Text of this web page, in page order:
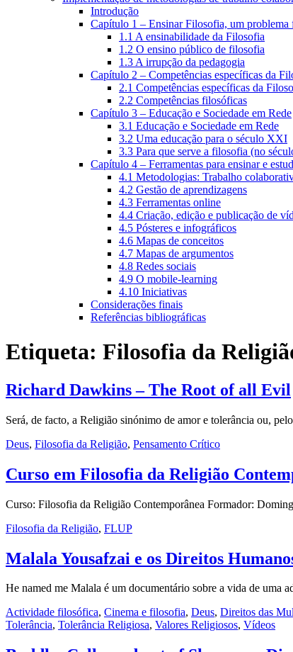
Introdução
Capítulo 1 – Ensinar Filosofia, um
1.1 A ensinabilidade da Filosofia
1.2 O ensino público de filosofia
1.3 A irrupção da pedagogia
Capítulo 2 – Competências específicas da
2.1 Competências específicas da
2.2 Competências filosóficas
Capítulo 3 – Educação e Sociedade em Rede
3.1 Educação e Sociedade em Rede
3.2 Uma educação para o século XXI
3.3 Para que serve a filosofia (no
Capítulo 4 – Ferramentas para ensinar e
4.1 Metodologias: Trabalho
4.2 Gestão de aprendizagens
4.3 Ferramentas online
4.4 Criação, edição e publicação de
4.5 Pósteres e infográficos
4.6 Mapas de conceitos
4.7 Mapas de argumentos
4.8 Redes sociais
4.9 O mobile-learning
4.10 Iniciativas
Considerações finais
Referências bibliográficas
Etiqueta: Filosofia da
Richard Dawkins – The Root of all Evil
Será, de facto, a Religião sinónimo de amor e tolerância ou,
Deus, Filosofia da Religião, Pensamento Crítico
Curso em Filosofia da Religião
Curso: Filosofia da Religião Contemporânea Formador:
Filosofia da Religião, FLUP
Malala Yousafzai e os Direitos
He named me Malala é um documentário sobre a vida de uma
Actividade filosófica, Cinema e filosofia, Deus, Direitos das
Tolerância, Tolerância Religiosa, Valores Religiosos, Vídeos